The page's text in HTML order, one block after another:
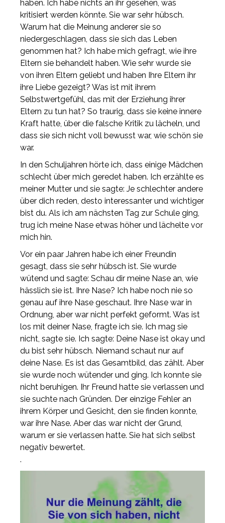
haben. Ich habe nichts an ihr gesehen, was
kritisiert werden könnte. Sie war sehr hübsch.
Warum hat die Meinung anderer sie so
niedergeschlagen, dass sie sich das Leben
genommen hat? Ich habe mich gefragt, wie ihre
Eltern sie behandelt haben. Wie sehr wurde sie
von ihren Eltern geliebt und haben Ihre Eltern ihr
ihre Liebe gezeigt? Was ist mit ihrem
Selbstwertgefühl, das mit der Erziehung ihrer
Eltern zu tun hat? So traurig, dass sie keine innere
Kraft hatte, über die falsche Kritik zu lächeln, und
dass sie sich nicht voll bewusst war, wie schön sie
war.
In den Schuljahren hörte ich, dass einige Mädchen
schlecht über mich geredet haben. Ich erzählte es
meiner Mutter und sie sagte: Je schlechter andere
über dich reden, desto interessanter und wichtiger
bist du. Als ich am nächsten Tag zur Schule ging,
trug ich meine Nase etwas höher und lächelte vor
mich hin.
Vor ein paar Jahren habe ich einer Freundin
gesagt, dass sie sehr hübsch ist. Sie wurde
wütend und sagte: Schau dir meine Nase an, wie
hässlich sie ist. Ihre Nase? Ich habe noch nie so
genau auf ihre Nase geschaut. Ihre Nase war in
Ordnung, aber war nicht perfekt geformt. Was ist
los mit deiner Nase, fragte ich sie. Ich mag sie
nicht, sagte sie. Ich sagte: Deine Nase ist okay und
du bist sehr hübsch. Niemand schaut nur auf
deine Nase. Es ist das Gesamtbild, das zählt. Aber
sie wurde noch wütender und ging. Ich konnte sie
nicht beruhigen. Ihr Freund hatte sie verlassen und
sie suchte nach Gründen. Der einzige Fehler an
ihrem Körper und Gesicht, den sie finden konnte,
war ihre Nase. Aber das war nicht der Grund,
warum er sie verlassen hatte. Sie hat sich selbst
negativ bewertet.
.